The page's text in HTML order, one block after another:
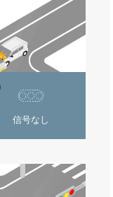
信号なし